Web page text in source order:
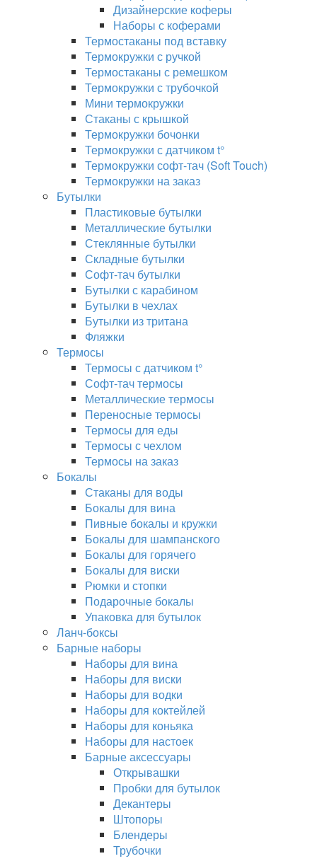
Дизайнерские коферы
Наборы с коферами
Термостаканы под вставку
Термокружки с ручкой
Термостаканы с ремешком
Термокружки с трубочкой
Мини термокружки
Стаканы с крышкой
Термокружки бочонки
Термокружки с датчиком t°
Термокружки софт-тач (Soft Touch)
Термокружки на заказ
Бутылки
Пластиковые бутылки
Металлические бутылки
Стеклянные бутылки
Складные бутылки
Софт-тач бутылки
Бутылки с карабином
Бутылки в чехлах
Бутылки из тритана
Фляжки
Термосы
Термосы с датчиком t°
Софт-тач термосы
Металлические термосы
Переносные термосы
Термосы для еды
Термосы с чехлом
Термосы на заказ
Бокалы
Стаканы для воды
Бокалы для вина
Пивные бокалы и кружки
Бокалы для шампанского
Бокалы для горячего
Бокалы для виски
Рюмки и стопки
Подарочные бокалы
Упаковка для бутылок
Ланч-боксы
Барные наборы
Наборы для вина
Наборы для виски
Наборы для водки
Наборы для коктейлей
Наборы для коньяка
Наборы для настоек
Барные аксессуары
Открывашки
Пробки для бутылок
Декантеры
Штопоры
Блендеры
Трубочки